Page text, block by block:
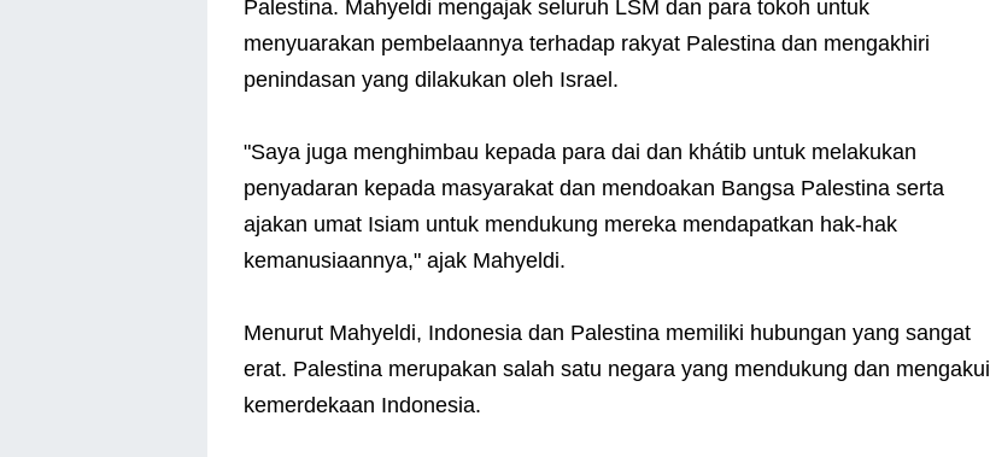
Palestina. Mahyeldi mengajak seluruh LSM dan para tokoh untuk
menyuarakan pembelaannya terhadap rakyat Palestina dan mengakhiri
penindasan yang dilakukan oleh Israel.
"Saya juga menghimbau kepada para dai dan khátib untuk melakukan
penyadaran kepada masyarakat dan mendoakan Bangsa Palestina serta
ajakan umat Isiam untuk mendukung mereka mendapatkan hak-hak
kemanusiaannya," ajak Mahyeldi.
Menurut Mahyeldi, Indonesia dan Palestina memiliki hubungan yang sangat
erat. Palestina merupakan salah satu negara yang mendukung dan mengakui
kemerdekaan Indonesia.